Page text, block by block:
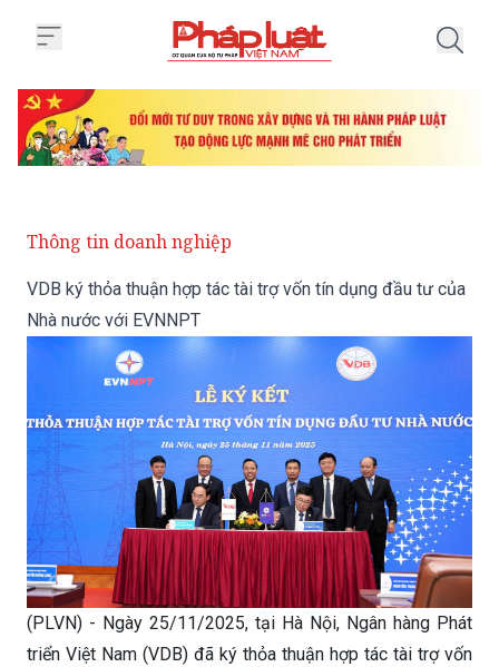
Thông tin doanh nghiệp
VDB ký thỏa thuận hợp tác tài trợ vốn tín dụng đầu tư của
Nhà nước với EVNNPT
(PLVN) - Ngày 25/11/2025, tại Hà Nội, Ngân hàng Phát
triển Việt Nam (VDB) đã ký thỏa thuận hợp tác tài trợ vốn